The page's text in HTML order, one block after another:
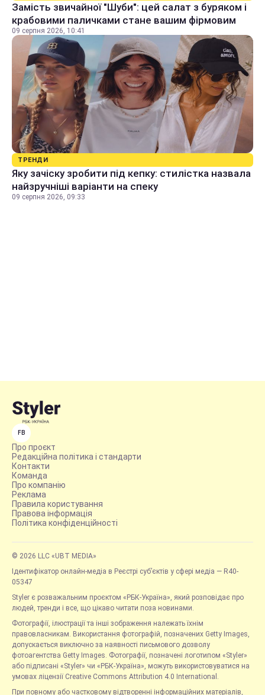
Замість звичайної "Шуби": цей салат з буряком і
крабовими паличками стане вашим фірмовим
09 серпня 2026, 10:41
ТРЕНДИ
Яку зачіску зробити під кепку: стилістка назвала
найзручніші варіанти на спеку
09 серпня 2026, 09:33
FB
Про проєкт
Редакційна політика і стандарти
Контакти
Команда
Про компанію
Реклама
Правила користування
Правова інформація
Політика конфіденційності
© 2026 LLC «UBT MEDIA»
Ідентифікатор онлайн-медіа в Реєстрі суб’єктів у сфері медіа — R40-
05347
Styler є розважальним проєктом «РБК-Україна», який розповідає про
людей, тренди і все, що цікаво читати поза новинами.
Фотографії, ілюстрації та інші зображення належать їхнім
правовласникам. Використання фотографій, позначених Getty Images,
допускається виключно за наявності письмового дозволу
фотоагентства Getty Images. Фотографії, позначені логотипом «Styler»
або підписані «Styler» чи «РБК-Україна», можуть використовуватися на
умовах ліцензії Creative Commons Attribution 4.0 International.
При повному або частковому відтворенні інформаційних матеріалів,